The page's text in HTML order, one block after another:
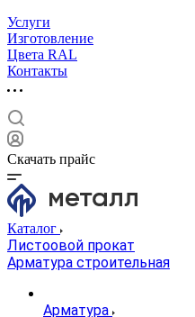
Услуги
Изготовление
Цвета RAL
Контакты
Скачать прайс
Каталог
Листоовой прокат
Арматура строительная
Арматура